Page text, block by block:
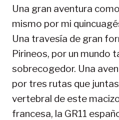
Una gran aventura
mismo por mi
Una travesía de gran
Pirineos, por un mundo
sobrecogedor. Una
por tres rutas que
vertebral de este
francesa, la GR11